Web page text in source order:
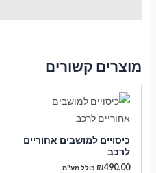
מוצרים קשורים
כיסויים למושבים אחוריים
לרכב
₪490.00 כולל מע"מ